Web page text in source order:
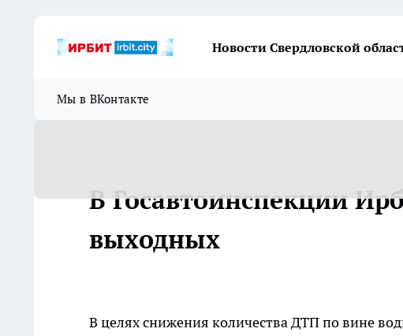
Новости Свердловской
Мы в ВКонтакте
В Госавтоинспекции
выходных
В целях снижения количества ДТП по вине